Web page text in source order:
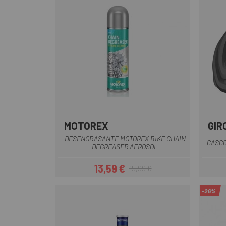
MOTOREX
DESENGRASANTE MOTOREX BIKE CHAIN
DEGREASER AEROSOL
Precio
13,59 €Precio regular
15,99 €
-26%